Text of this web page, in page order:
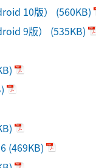
10版） (560KB)
9版） (535KB)
(469KB)